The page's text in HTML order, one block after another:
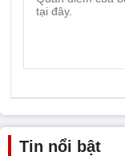
Tin nổi bật